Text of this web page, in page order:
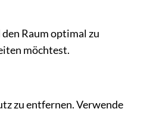
Raum optimal zu
möchtest.
zu entfernen. Verwende